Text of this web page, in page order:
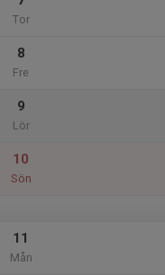
Tor
8
Fre
9
Lör
10
Sön
11
Mån